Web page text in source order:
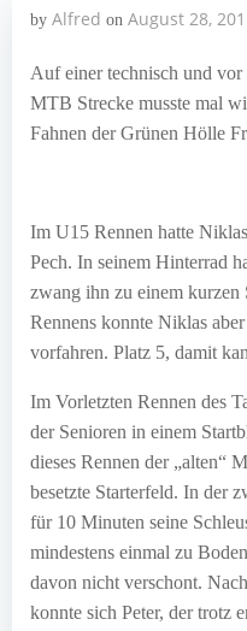
by Alfred on August 28,
Auf einer technisch und
MTB Strecke musste mal
Fahnen der Grünen Hölle
Im U15 Rennen hatte
Pech. In seinem Hinterrad
zwang ihn zu einem
Rennens konnte Niklas
vorfahren. Platz 5, damit
Im Vorletzten Rennen des
der Senioren in einem
dieses Rennen der „alten“
besetzte Starterfeld. In der
für 10 Minuten seine
mindestens einmal zu
davon nicht verschont.
konnte sich Peter, der trotz